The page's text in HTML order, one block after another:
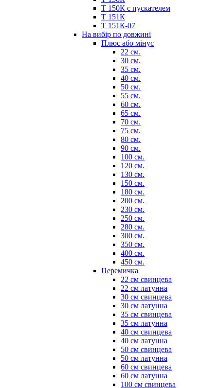
Т 150К с пускателем
Т 151К
Т 151К-07
На вибір по довжині
Плюс або мінус
22 см.
30 см.
35 см.
40 см.
50 см.
55 см.
60 см.
65 см.
70 см.
75 см.
80 см.
90 см.
100 см.
120 см.
130 см.
150 см.
180 см.
200 см.
230 см.
250 см.
280 см.
300 см.
350 см.
400 см.
450 см.
Перемичка
22 см свинцева
22 см латунна
30 см свинцева
30 см латунна
35 см свинцева
35 см латунна
40 см свинцева
40 см латунна
50 см свинцева
50 см латунна
60 см свинцева
60 см латунна
100 см свинцева